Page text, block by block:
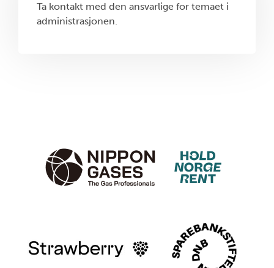
Ta kontakt med den ansvarlige for temaet i
administrasjonen.